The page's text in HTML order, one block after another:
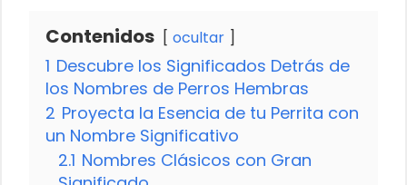
Contenidos ocultar
1 Descubre los Significados Detrás de
los Nombres de Perros Hembras
2 Proyecta la Esencia de tu Perrita con
un Nombre Significativo
2.1 Nombres Clásicos con Gran